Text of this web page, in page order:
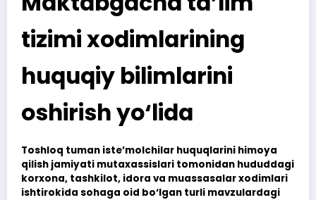
tizimi xodimlarining
huquqiy bilimlarini
oshirish yo‘lida
Toshloq tuman iste’molchilar huquqlarini himoya
qilish jamiyati mutaxassislari tomonidan hududdagi
korxona, tashkilot, idora va muassasalar xodimlari
ishtirokida sohaga oid bo‘lgan turli mavzulardagi